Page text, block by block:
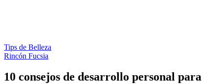
Tips de Belleza
Rincón Fucsia
10 consejos de desarrollo personal para